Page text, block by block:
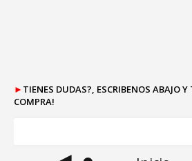
► TIENES DUDAS?, ESCRIBENOS ABAJO
COMPRA!